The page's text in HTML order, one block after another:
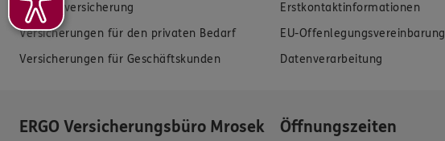
Krankenversicherung
Versicherungen für den privaten Bedarf
Versicherungen für Geschäftskunden
Erstkontaktinformationen
EU-Offenlegungsvereinbarung
Datenverarbeitung
ERGO Versicherungsbüro Mrosek
Öffnungszeiten